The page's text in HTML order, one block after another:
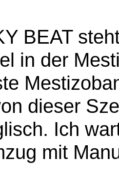
BEAT
in der
dieser
Ich
mit